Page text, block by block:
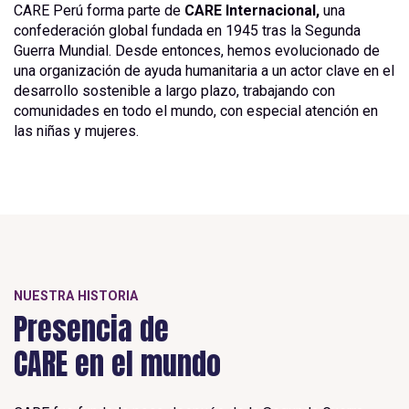
CARE Perú forma parte de CARE Internacional, una
confederación global fundada en 1945 tras la Segunda
Guerra Mundial. Desde entonces, hemos evolucionado de
una organización de ayuda humanitaria a un actor clave en el
desarrollo sostenible a largo plazo, trabajando con
comunidades en todo el mundo, con especial atención en
las niñas y mujeres.
NUESTRA HISTORIA
Presencia de
CARE en el mundo